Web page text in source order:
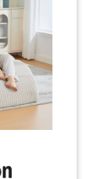
à leurs deux
du rangement
Rembourrage
est équipé d'un
intégrant un
au frais et à
étouffantes.
retirer le coussin
de l'air et le
Tissu Facile à
acier robuste et un
tissu du siège